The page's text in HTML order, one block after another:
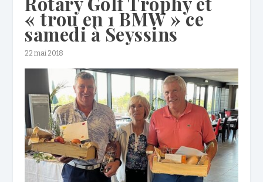
« trou en 1 BMW » ce
samedi à Seyssins
22 mai 2018